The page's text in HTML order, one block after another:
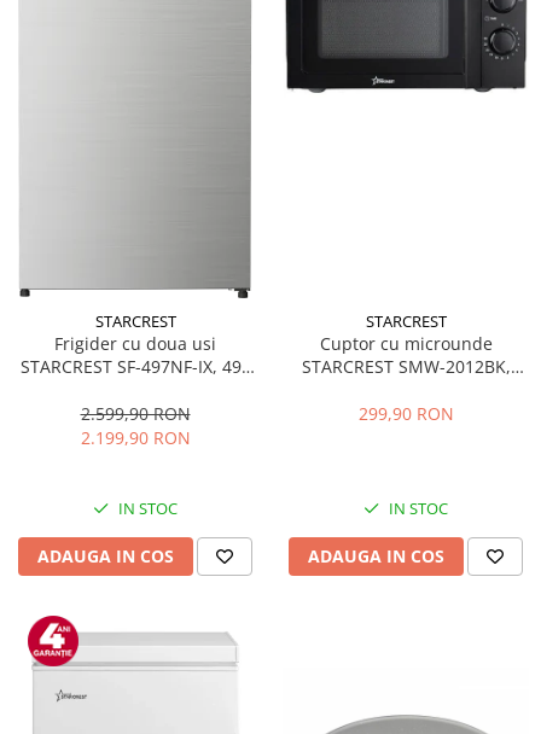
STARCREST
Frigider cu doua usi
STARCREST SF-497NF-IX, 497
Inverter, Clasa E, Display,
Functie super racire, Blocare
2.599,90 RON
2.199,90 RON
IN STOC
ADAUGA IN COS
STARCREST
Cuptor cu microunde
STARCREST SMW-2012BK,
mecanic, 6 Trepte de putere,
299,90 RON
IN STOC
ADAUGA IN COS